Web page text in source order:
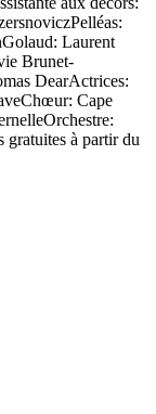
Laurent
Brunet-
DearActrices:
Cape
gratuites à partir du